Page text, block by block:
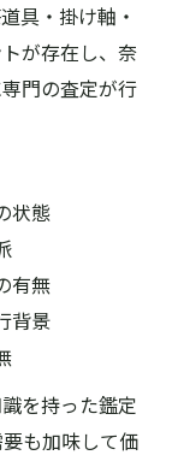
具・掛け軸・
が存在し、奈
門の査定が行
状態
有無
背景
を持った鑑定
も加味して価